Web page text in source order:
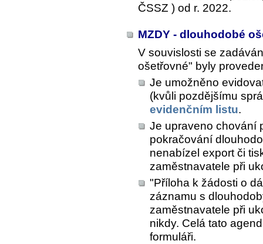
ČSSZ ) od r. 2022.
MZDY - dlouhodobé
V souvislosti se
ošetřovné" byly
Je umožněno
(kvůli pozdějšímu
evidenčním listu.
Je upraveno chování
pokračování
nenabízel export či
zaměstnavatele při
"Příloha k žádosti o
záznamu s
zaměstnavatele při
nikdy. Celá tato
formuláři.